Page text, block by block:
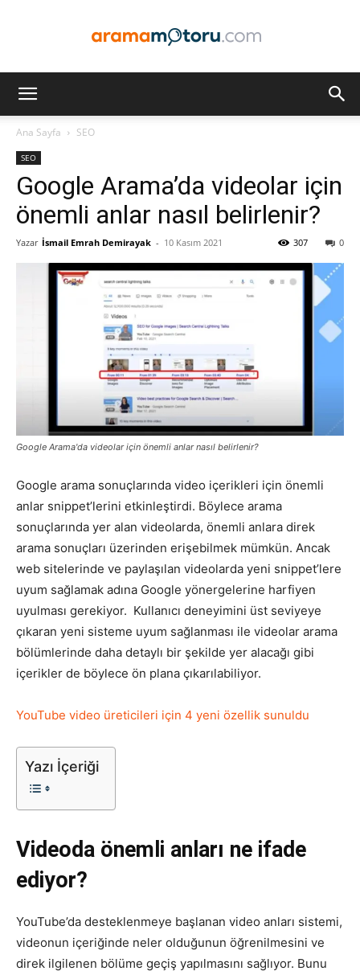
Optimizasyonu
Pazarlaması
SEO,
SEM,
ASO,
Ana Sayfa SEO
SEO
Google Arama’da videolar için
önemli anlar nasıl belirlenir?
Yazar İsmail Emrah Demirayak - 10 Kasım 2021 0
307
Google Arama'da videolar için önemli anlar nasıl belirlenir?
Google arama sonuçlarında video içerikleri için önemli
anlar snippet’lerini etkinleştirdi. Böylece arama
sonuçlarında yer alan videolarda, önemli anlara direk
arama sonuçları üzerinden erişebilmek mümkün. Ancak
web sitelerinde ve paylaşılan videolarda yeni snippet’lere
uyum sağlamak adına Google yönergelerine harfiyen
uyulması gerekiyor. Kullanıcı deneyimini üst seviyeye
çıkaran yeni sisteme uyum sağlanması ile videolar arama
bölümlerinde daha detaylı bir şekilde yer alacağı gibi
içerikler de böylece ön plana çıkarılabiliyor.
YouTube video üreticileri için 4 yeni özellik sunuldu
Yazı İçeriği
Videoda önemli anları ne ifade
ediyor?
YouTube’da desteklenmeye başlanan video anları sistemi,
videonun içeriğinde neler olduğunun öğrenilmesini ve
direk ilgilenen bölüme geçiş yapılmasını sağlıyor. Bunu